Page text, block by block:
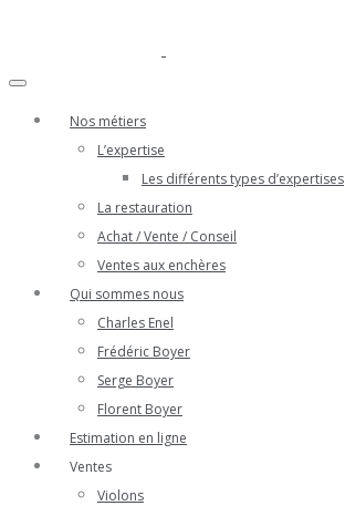
Nos métiers
L’expertise
Les différents types d’expertises
La restauration
Achat / Vente / Conseil
Ventes aux enchères
Qui sommes nous
Charles Enel
Frédéric Boyer
Serge Boyer
Florent Boyer
Estimation en ligne
Ventes
Violons